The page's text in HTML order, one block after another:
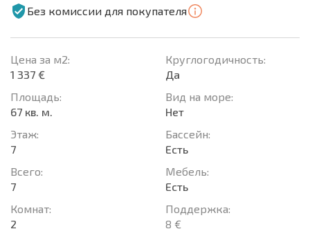
Без комиссии для покупателя
Цена за м2:
1 337 €
Площадь:
67 кв. м.
Этаж:
7
Всего:
7
Комнат:
2
Круглогодичность:
Да
Вид на море:
Нет
Басcейн:
Есть
Мебель:
Есть
Поддержка:
8 €